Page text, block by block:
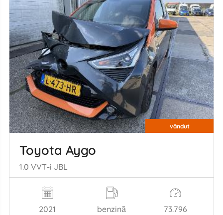
vândut
Toyota Aygo
1.0 VVT-i JBL
2021 benzină 73.796